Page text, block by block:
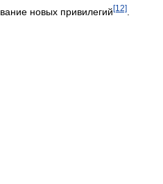
новых привилегий [12]